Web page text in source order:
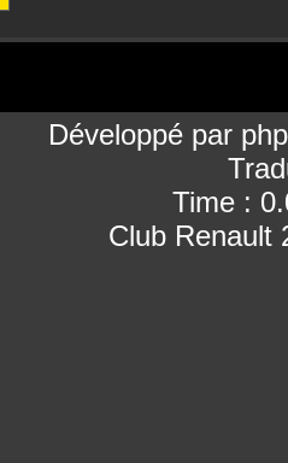
Développé par
Time :
Club Renault